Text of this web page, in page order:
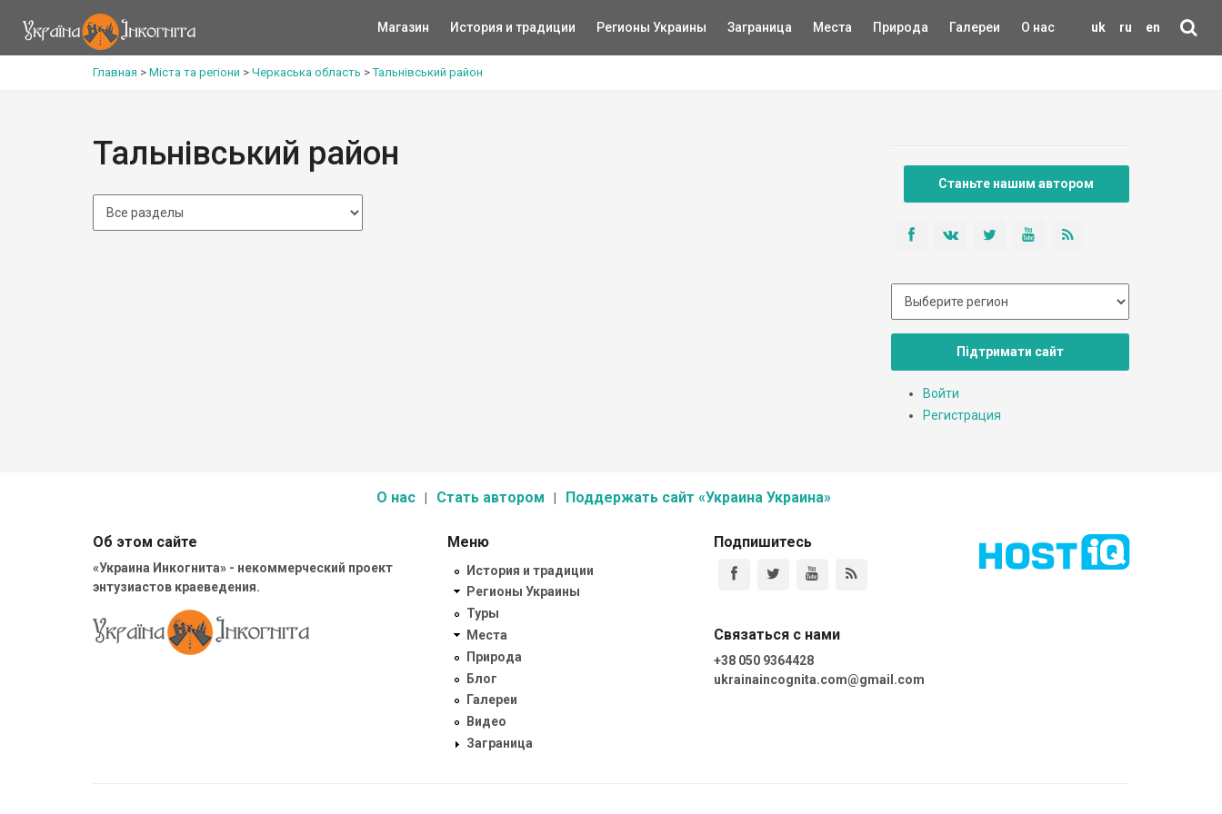
uk ru en
Магазин История и традиции Регионы Украины Заграница Места Природа Галереи О нас
Главная > Міста та регіони > Черкаська область >Тальнівський район
Тальнівський район
Станьте нашим автором
Підтримати сайт
Войти
Регистрация
О нас Стать автором Поддержать сайт «Украина Украина»
Об этом сайте
«Украина Инкогнита» - некоммерческий проект
энтузиастов краеведения.
Меню
История и традиции
Регионы Украины
Туры
Места
Природа
Блог
Галереи
Видео
Заграница
Подпишитесь
Связаться с нами
+38 050 9364428
ukrainaincognita.com@gmail.com